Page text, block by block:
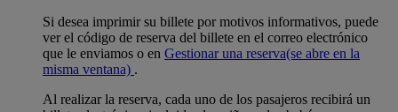
Si desea imprimir su billete por motivos informativos, puede
ver el código de reserva del billete en el correo electrónico
que le enviamos o en Gestionar una reserva(se abre en la
misma ventana) .
Al realizar la reserva, cada uno de los pasajeros recibirá un